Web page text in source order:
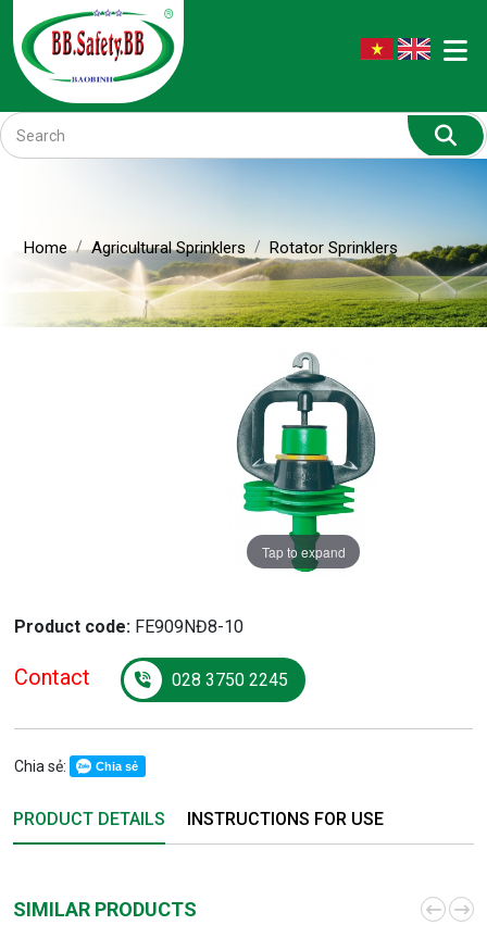
Home Agricultural Sprinklers Rotator Sprinklers
Tap to expand
Product code: FE909NĐ8-10
Contact 028 3750 2245
Chia sẻ: Chia sẻ
PRODUCT DETAILS INSTRUCTIONS FOR USE
SIMILAR PRODUCTS